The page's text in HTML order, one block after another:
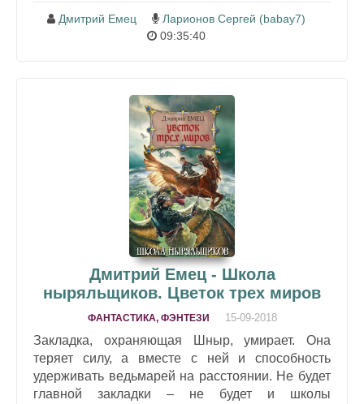
Дмитрий Емец
Ларионов Сергей (babay7)
09:35:40
Дмитрий Емец - Школа
ныряльщиков. Цветок трех миров
ФАНТАСТИКА, ФЭНТЕЗИ 15-09-2018
Закладка, охраняющая Шныр, умирает. Она
теряет силу, а вместе с ней и способность
удерживать ведьмарей на расстоянии. Не будет
главной закладки – не будет и школы